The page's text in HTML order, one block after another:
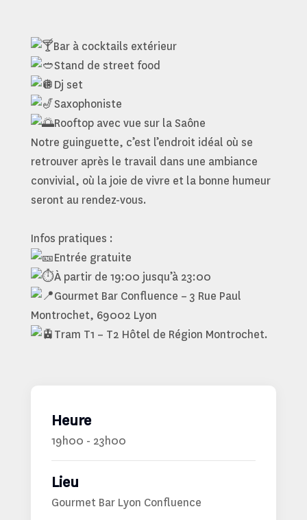
Bar à cocktails extérieur
Stand de street food
Dj set
Saxophoniste
Rooftop avec vue sur la Saône
Notre guinguette, c’est l’endroit idéal où se
retrouver après le travail dans une ambiance
convivial, où la joie de vivre et la bonne humeur
seront au rendez-vous.
Infos pratiques :
Entrée gratuite
À partir de 19:00 jusqu’à 23:00
Gourmet Bar Confluence – 3 Rue Paul
Montrochet, 69002 Lyon
Tram T1 – T2 Hôtel de Région Montrochet.
Heure
19h00 - 23h00
Lieu
Gourmet Bar Lyon Confluence